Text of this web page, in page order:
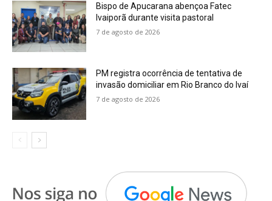
Bispo de Apucarana abençoa Fatec
Ivaiporã durante visita pastoral
7 de agosto de 2026
PM registra ocorrência de tentativa de
invasão domiciliar em Rio Branco do Ivaí
7 de agosto de 2026